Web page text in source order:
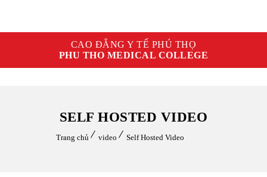
CAO ĐẲNG Y TẾ PHÚ THỌ
PHU THO MEDICAL COLLEGE
SELF HOSTED VIDEO
Trang chủ video Self Hosted Video